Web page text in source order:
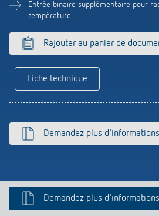
de Theben
Régulation de la
Références
Télérupteur impulsionnel
Entrée binaire supplémentaire pour
température
Rajouter au panier de
Fiche technique
Demandez plus
Demandez plus